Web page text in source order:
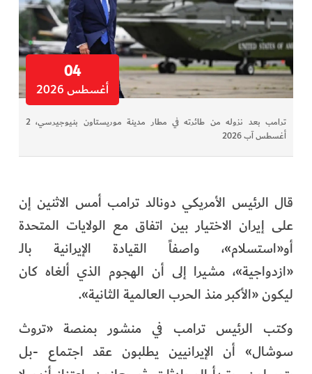
04
أغسطس 2026
ترامب بعد نزوله من طائرته في مطار مدينة موريستاون بنيوجيرسي، 2
أغسطس آب 2026
قال الرئيس الأمريكي دونالد ترامب أمس الاثنين إن
على إيران الاختيار بين اتفاق مع الولايات المتحدة
أو«استسلام»، واصفاً القيادة الإيرانية بالـ
«ازدواجية»، مشيرا إلى أن الهجوم الذي ألغاه كان
ليكون «الأكبر منذ الحرب العالمية الثانية».
وكتب الرئيس ترامب في منشور بمنصة «تروث
سوشال» أن الإيرانيين يطلبون عقد اجتماع -بل